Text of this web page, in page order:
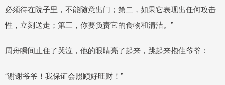
必须待在院子里，不能随意出门；第二，如果它表现出任何攻击
性，立刻送走；第三，你要负责它的食物和清洁。”
周舟瞬间止住了哭泣，他的眼睛亮了起来，跳起来抱住爷爷：
“谢谢爷爷！我保证会照顾好旺财！”